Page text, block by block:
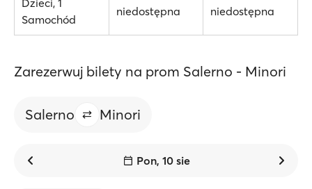
Dzieci, 1
Samochód
niedostępna
niedostępna
Zarezerwuj bilety na prom Salerno - Minori
Salerno Minori
Pon, 10 sie